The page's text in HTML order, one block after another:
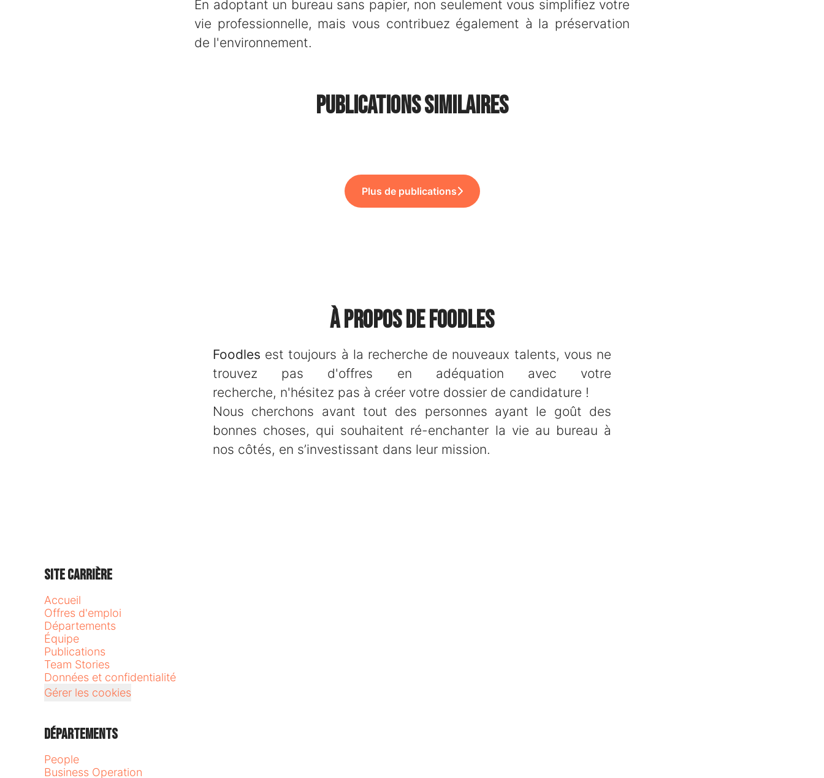
En adoptant un bureau sans papier, non seulement vous simplifiez votre
vie professionnelle, mais vous contribuez également à la préservation
de l'environnement.
Publications similaires
Plus de publications
À propos de Foodles
Foodles est toujours à la recherche de nouveaux talents, vous ne
trouvez pas d'offres en adéquation avec votre
recherche, n'hésitez pas à créer votre dossier de candidature !
Nous cherchons avant tout des personnes ayant le goût des
bonnes choses, qui souhaitent ré-enchanter la vie au bureau à
nos côtés, en s’investissant dans leur mission.
Site carrière
Accueil
Offres d'emploi
Départements
Équipe
Publications
Team Stories
Données et confidentialité
Gérer les cookies
Départements
People
Business Operation